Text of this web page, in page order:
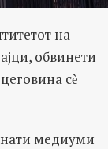
на
обвинети
сѐ
медиуми